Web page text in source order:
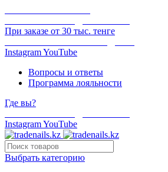
При заказе от 30 тыс. тенге
InstagramYouTube
Вопросы и ответы
Программа лояльности
Где вы?
InstagramYouTube
Выбрать категорию